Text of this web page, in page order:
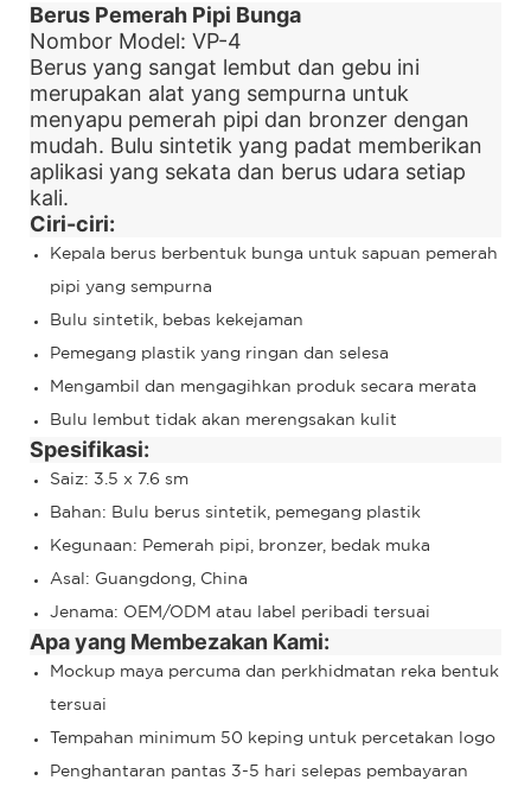
Berus Pemerah Pipi Bunga
Nombor Model: VP-4
Berus yang sangat lembut dan gebu ini
merupakan alat yang sempurna untuk
menyapu pemerah pipi dan bronzer dengan
mudah. ​​Bulu sintetik yang padat memberikan
aplikasi yang sekata dan berus udara setiap
kali.
Ciri-ciri:
Kepala berus berbentuk bunga untuk sapuan pemerah
pipi yang sempurna
Bulu sintetik, bebas kekejaman
Pemegang plastik yang ringan dan selesa
Mengambil dan mengagihkan produk secara merata
Bulu lembut tidak akan merengsakan kulit
Spesifikasi:
Saiz: 3.5 x 7.6 sm
Bahan: Bulu berus sintetik, pemegang plastik
Kegunaan: Pemerah pipi, bronzer, bedak muka
Asal: Guangdong, China
Jenama: OEM/ODM atau label peribadi tersuai
Apa yang Membezakan Kami:
Mockup maya percuma dan perkhidmatan reka bentuk
tersuai
Tempahan minimum 50 keping untuk percetakan logo
Penghantaran pantas 3-5 hari selepas pembayaran